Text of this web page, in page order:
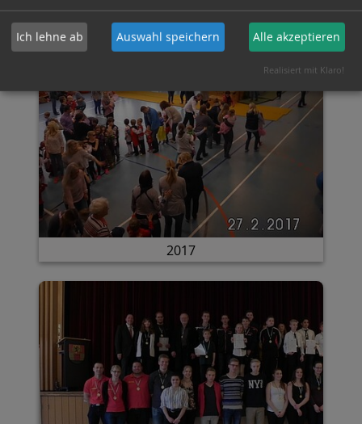
2017
Ich lehne ab Auswahl speichern Alle akzeptieren
Realisiert mit Klaro!